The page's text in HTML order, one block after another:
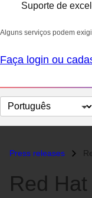
Suporte de
Alguns serviços podem
Faça login ou
Selecionar
idioma
Press releases
Red